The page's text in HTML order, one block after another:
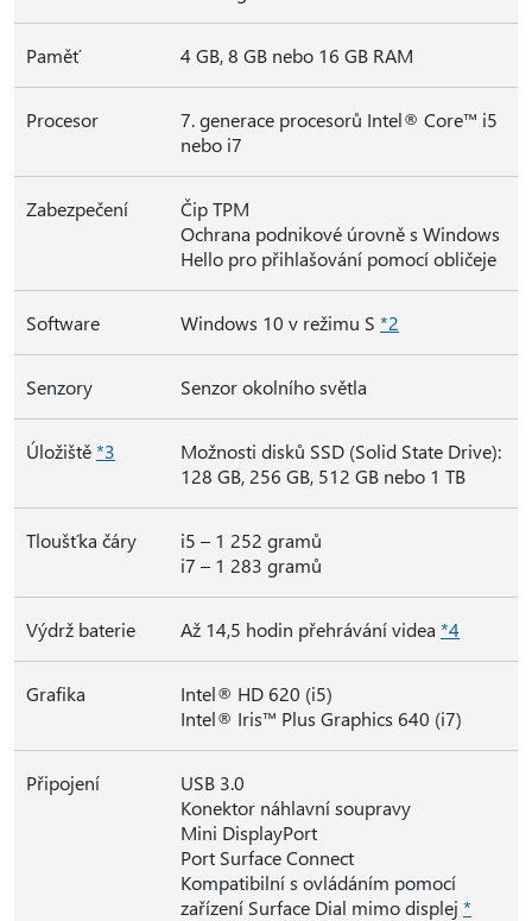
Paměť 4 GB, 8 GB nebo 16 GB RAM
Procesor
7. generace procesorů Intel® Core™ i5
nebo i7
Zabezpečení
Čip TPM
Ochrana podnikové úrovně s Windows
Hello pro přihlašování pomocí obličeje
Software Windows 10 v režimu S *2
Senzory Senzor okolního světla
Úložiště*3
Možnosti disků SSD (Solid State Drive):
128 GB, 256 GB, 512 GB nebo 1 TB
Tloušťka čáry
i5 – 1 252 gramů
i7 – 1 283 gramů
Výdrž baterie Až 14,5 hodin přehrávání videa *4
Grafika
Intel® HD 620 (i5)
Intel® Iris™ Plus Graphics 640 (i7)
Připojení
USB 3.0
Konektor náhlavní soupravy
Mini DisplayPort
Port Surface Connect
Kompatibilní s ovládáním pomocí
zařízení Surface Dial mimo displej *